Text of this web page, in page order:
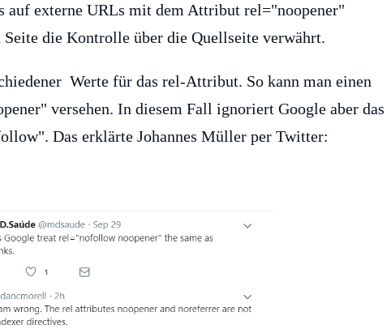
auf externe URLs mit dem Attribut rel="noopener"
die Kontrolle über die Quellseite verwährt.
Werte für das rel-Attribut. So kann man einen
versehen. In diesem Fall ignoriert Google aber das
Das erklärte Johannes Müller per Twitter: